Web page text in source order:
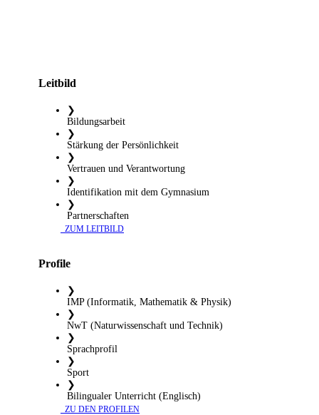
Leitbild
❯
Bildungsarbeit
❯
Stärkung der Persönlichkeit
❯
Vertrauen und Verantwortung
❯
Identifikation mit dem Gymnasium
❯
Partnerschaften
​ ZUM LEITBILD
Profile
❯
IMP (Informatik, Mathematik & Physik)
❯
NwT (Naturwissenschaft und Technik)
❯
Sprachprofil
❯
Sport
❯
Bilingualer Unterricht (Englisch)
​ ZU DEN PROFILEN